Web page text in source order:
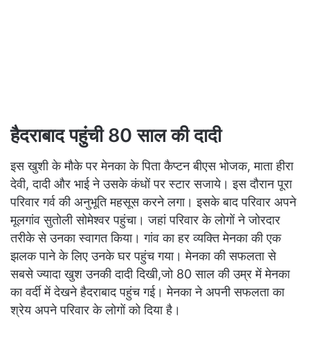
हैदराबाद पहुंची 80 साल की दादी
इस खुशी के मौके पर मेनका के पिता कैप्टन बीएस भोजक, माता हीरा
देवी, दादी और भाई ने उसके कंधों पर स्टार सजाये। इस दौरान पूरा
परिवार गर्व की अनुभूति महसूस करने लगा। इसके बाद परिवार अपने
मूलगांव सुतोली सोमेश्वर पहुंचा। जहां परिवार के लोगों ने जोरदार
तरीके से उनका स्वागत किया। गांव का हर व्यक्ति मेनका की एक
झलक पाने के लिए उनके घर पहुंच गया। मेनका की सफलता से
सबसे ज्यादा खुश उनकी दादी दिखी,जो 80 साल की उम्र में मेनका
का वर्दी में देखने हैदराबाद पहुंच गई। मेनका ने अपनी सफलता का
श्रेय अपने परिवार के लोगों को दिया है।